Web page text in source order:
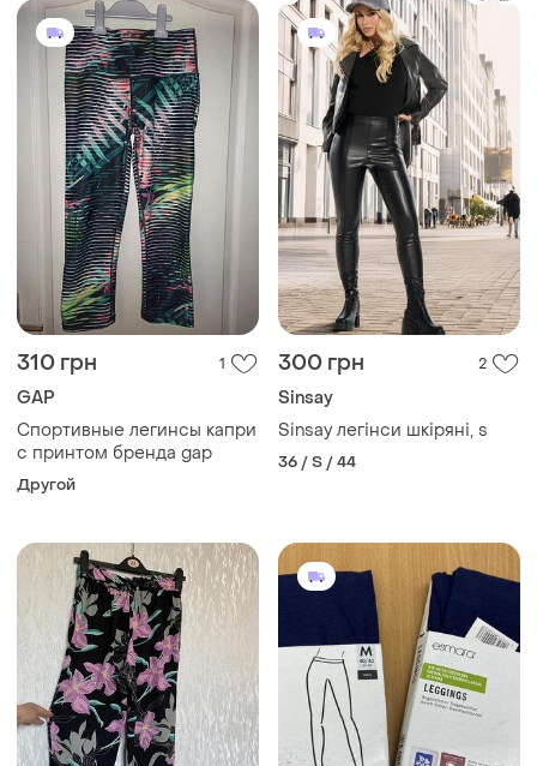
310 грн 1
GAP
Спортивные легинсы капри
с принтом бренда gap
Другой
300 грн 2
Sinsay
Sinsay легінси шкіряні, s
36 / S / 44